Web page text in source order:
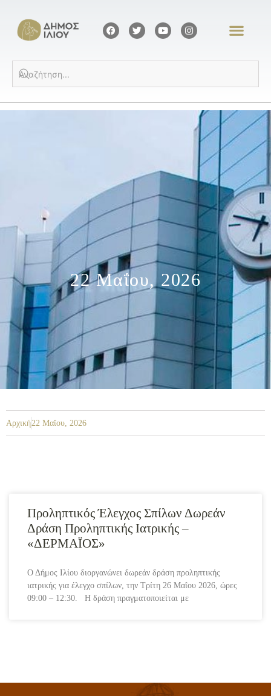
22 Μαΐου, 2026
Αρχική22 Μαΐου, 2026
Προληπτικός Έλεγχος Σπίλων Δωρεάν
Δράση Προληπτικής Ιατρικής –
«ΔΕΡΜΑΪΟΣ»
Ο Δήμος Ιλίου διοργανώνει δωρεάν δράση προληπτικής
ιατρικής για έλεγχο σπίλων, την Τρίτη 26 Μαΐου 2026, ώρες
09:00 – 12:30. Η δράση πραγματοποιείται με